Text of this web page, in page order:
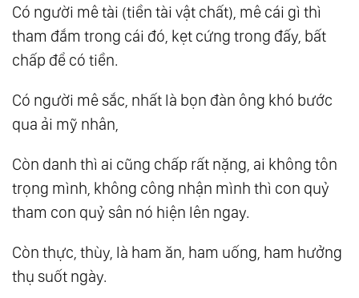
Có người mê tài (tiền tài vật chất), mê cái gì thì
tham đắm trong cái đó, kẹt cứng trong đấy, bất
chấp để có tiền.
Có người mê sắc, nhất là bọn đàn ông khó bước
qua ải mỹ nhân,
Còn danh thì ai cũng chấp rất nặng, ai không tôn
trọng mình, không công nhận mình thì con quỷ
tham con quỷ sân nó hiện lên ngay.
Còn thực, thùy, là ham ăn, ham uống, ham hưởng
thụ suốt ngày.